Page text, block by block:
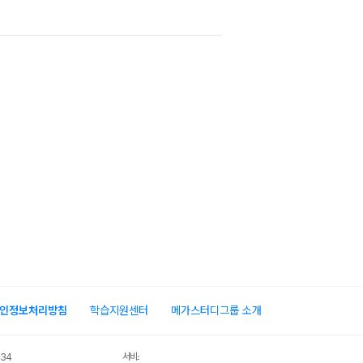
정보처리방침 학습지원센터 메가스터디그룹 소개
서비스 가입사실 확인